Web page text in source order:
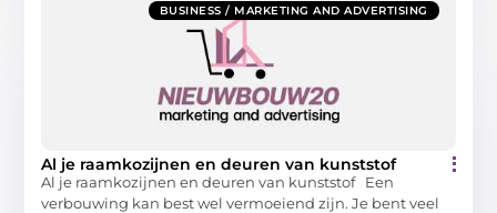
BUSINESS / MARKETING AND ADVERTISING
Al je raamkozijnen en deuren van kunststof
Al je raamkozijnen en deuren van kunststof Een
verbouwing kan best wel vermoeiend zijn. Je bent veel